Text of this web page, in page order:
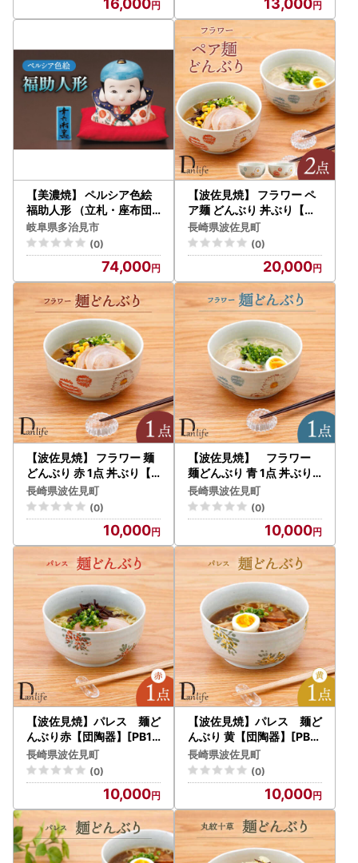
【美濃焼】 ペルシア色絵
福助人形 （立札・座布団
付） 木箱入 多治見市/幸兵
衛窯 陶器 置物 縁起物 [TAI
017]
岐阜県多治見市
(0)
74,000
【波佐見焼】 フラワー ペ
ア麺 どんぶり 丼ぶり【団
陶器】[PB130]
長崎県波佐見町
(0)
20,000
【波佐見焼】 フラワー 麺
どんぶり 赤 1点 丼ぶり【
団陶器】[PB131]
長崎県波佐見町
(0)
10,000
【波佐見焼】 フラワー
麺どんぶり 青 1点 丼ぶり
【団陶器】[PB132]
長崎県波佐見町
(0)
10,000
【波佐見焼】パレス 麺ど
んぶり赤【団陶器】[PB13
3]
長崎県波佐見町
(0)
10,000
【波佐見焼】パレス 麺ど
んぶり 黄【団陶器】[PB1
34]
長崎県波佐見町
(0)
10,000